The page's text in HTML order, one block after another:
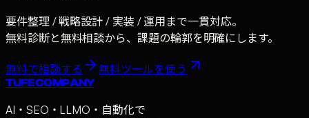
要件整理 / 戦略設計 / 実装 / 運用まで一貫対応。
無料診断と無料相談から、課題の輪郭を明確にします。
無料で相談する 無料ツールを使う
TUFE COMPANY
AI・SEO・LLMO・自動化で